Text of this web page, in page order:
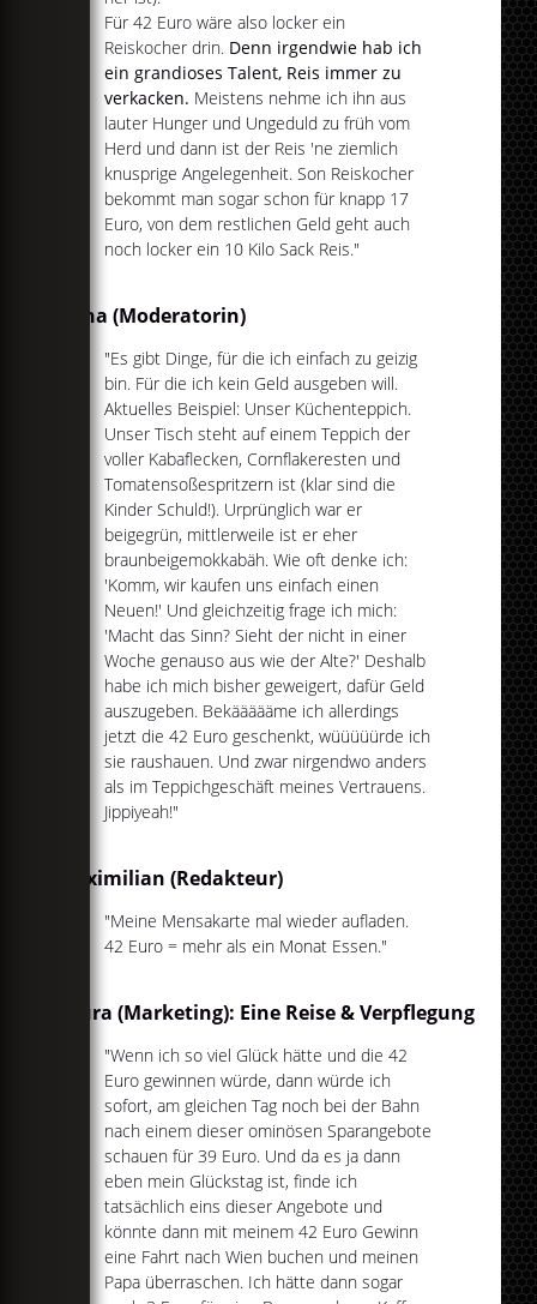
Für 42 Euro wäre also locker ein
Reiskocher drin. Denn irgendwie hab ich
ein grandioses Talent, Reis immer zu
verkacken. Meistens nehme ich ihn aus
lauter Hunger und Ungeduld zu früh vom
Herd und dann ist der Reis 'ne ziemlich
knusprige Angelegenheit. Son Reiskocher
bekommt man sogar schon für knapp 17
Euro, von dem restlichen Geld geht auch
noch locker ein 10 Kilo Sack Reis."
Anna (Moderatorin)
"Es gibt Dinge, für die ich einfach zu geizig
bin. Für die ich kein Geld ausgeben will.
Aktuelles Beispiel: Unser Küchenteppich.
Unser Tisch steht auf einem Teppich der
voller Kabaflecken, Cornflakeresten und
Tomatensoßespritzern ist (klar sind die
Kinder Schuld!). Urprünglich war er
beigegrün, mittlerweile ist er eher
braunbeigemokkabäh. Wie oft denke ich:
'Komm, wir kaufen uns einfach einen
Neuen!' Und gleichzeitig frage ich mich:
'Macht das Sinn? Sieht der nicht in einer
Woche genauso aus wie der Alte?' Deshalb
habe ich mich bisher geweigert, dafür Geld
auszugeben. Bekäääääme ich allerdings
jetzt die 42 Euro geschenkt, wüüüüürde ich
sie raushauen. Und zwar nirgendwo anders
als im Teppichgeschäft meines Vertrauens.
Jippiyeah!"
Maximilian (Redakteur)
"Meine Mensakarte mal wieder aufladen.
42 Euro = mehr als ein Monat Essen."
Laura (Marketing): Eine Reise & Verpflegung
"Wenn ich so viel Glück hätte und die 42
Euro gewinnen würde, dann würde ich
sofort, am gleichen Tag noch bei der Bahn
nach einem dieser ominösen Sparangebote
schauen für 39 Euro. Und da es ja dann
eben mein Glückstag ist, finde ich
tatsächlich eins dieser Angebote und
könnte dann mit meinem 42 Euro Gewinn
eine Fahrt nach Wien buchen und meinen
Papa überraschen. Ich hätte dann sogar